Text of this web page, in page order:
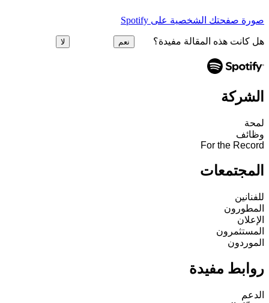
صورة صفحتك الشخصية على Spotify
هل كانت هذه المقالة مفيدة؟ نعم لا
الشركة
لمحة
وظائف
For the Record
المجتمعات
للفنانين
المطورون
الإعلان
المستثمرون
الموردون
روابط مفيدة
الدعم